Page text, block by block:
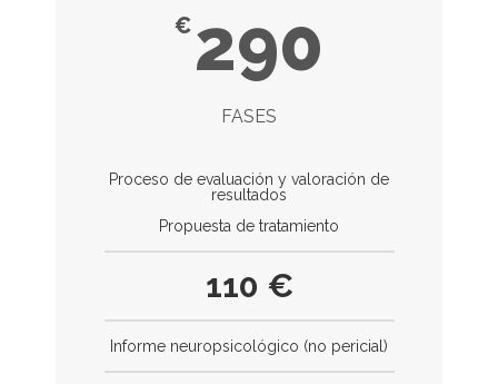
€ 290
FASES
Proceso de evaluación y valoración de
resultados
Propuesta de tratamiento
110 €
Informe neuropsicológico (no pericial)